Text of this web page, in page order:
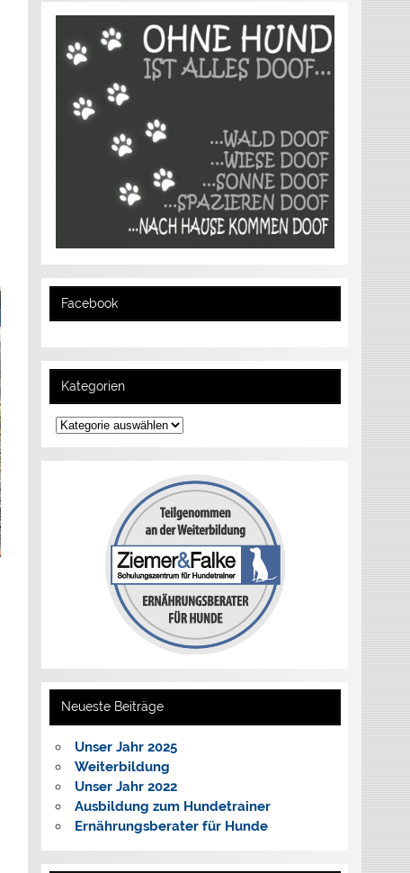
Facebook
Kategorien
Kategorien
Neueste Beiträge
Unser Jahr 2025
Weiterbildung
Unser Jahr 2022
Ausbildung zum Hundetrainer
Ernährungsberater für Hunde